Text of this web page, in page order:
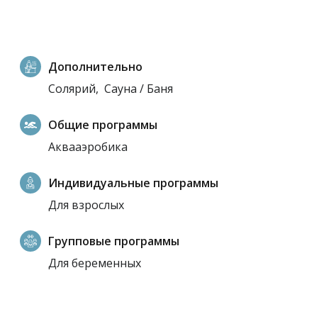
Дополнительно
Солярий, Сауна / Баня
Общие программы
Аквааэробика
Индивидуальные программы
Для взрослых
Групповые программы
Для беременных